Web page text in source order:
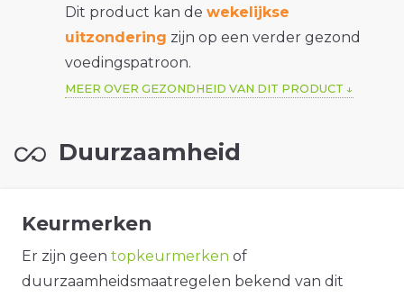
Dit product kan de wekelijkse
uitzondering zijn op een verder gezond
voedingspatroon.
MEER OVER GEZONDHEID VAN DIT PRODUCT
Duurzaamheid
Keurmerken
Er zijn geen topkeurmerken of
duurzaamheidsmaatregelen bekend van dit